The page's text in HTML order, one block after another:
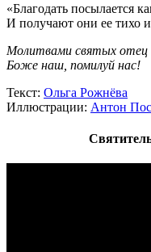
«Благодать посылается
И получают они ее тихо
Молитвами святых отец
Боже наш, помилуй нас!
Текст: Ольга Рожнёва
Иллюстрации: Антон